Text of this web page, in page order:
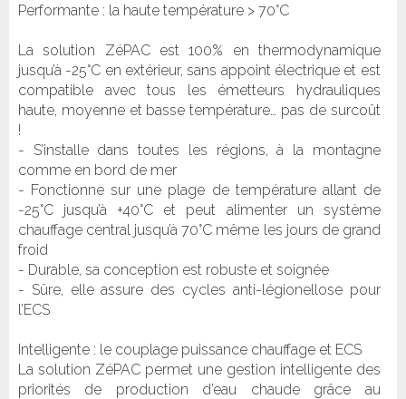
Performante : la haute température > 70°C
La solution ZéPAC est 100% en thermodynamique
jusqu’à -25°C en extérieur, sans appoint électrique et est
compatible avec tous les émetteurs hydrauliques
haute, moyenne et basse température… pas de surcoût
!
- S’installe dans toutes les régions, à la montagne
comme en bord de mer
- Fonctionne sur une plage de température allant de
-25°C jusqu’à +40°C et peut alimenter un système
chauffage central jusqu’à 70°C même les jours de grand
froid
- Durable, sa conception est robuste et soignée
- Sûre, elle assure des cycles anti-légionellose pour
l’ECS
Intelligente : le couplage puissance chauffage et ECS
La solution ZéPAC permet une gestion intelligente des
priorités de production d’eau chaude grâce au